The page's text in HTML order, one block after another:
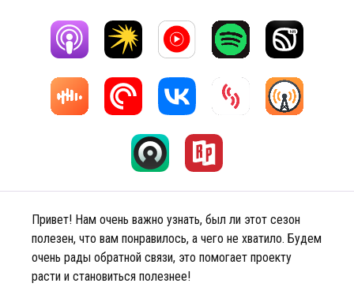
Привет! Нам очень важно узнать, был ли этот сезон
полезен, что вам понравилось, а чего не хватило. Будем
очень рады обратной связи, это помогает проекту
расти и становиться полезнее!